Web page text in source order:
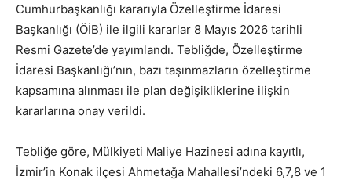
Cumhurbaşkanlığı kararıyla Özelleştirme İdaresi
Başkanlığı (ÖİB) ile ilgili kararlar 8 Mayıs 2026 tarihli
Resmi Gazete’de yayımlandı. Tebliğde, Özelleştirme
İdaresi Başkanlığı’nın, bazı taşınmazların özelleştirme
kapsamına alınması ile plan değişikliklerine ilişkin
kararlarına onay verildi.
Tebliğe göre, Mülkiyeti Maliye Hazinesi adına kayıtlı,
İzmir’in Konak ilçesi Ahmetağa Mahallesi’ndeki 6,7,8 ve 1